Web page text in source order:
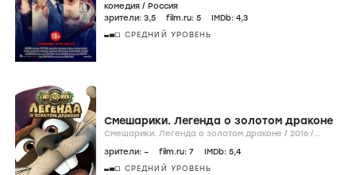
комедия / Россия
зрители: 3,5 film.ru: 5 IMDb: 4,3
СРЕДНИЙ УРОВЕНЬ
Смешарики. Легенда о золотом драконе
Смешарики. Легенда о золотом драконе / 2016 /
зрители: – film.ru: 7 IMDb: 5,4
СРЕДНИЙ УРОВЕНЬ